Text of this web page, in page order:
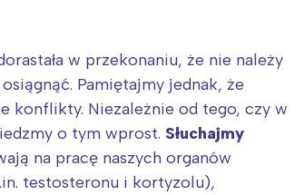
w przekonaniu, że nie należy
Pamiętajmy jednak, że
konflikty. Niezależnie od tego, czy w
o tym wprost. Słuchajmy
na pracę naszych organów
testosteronu i kortyzolu),